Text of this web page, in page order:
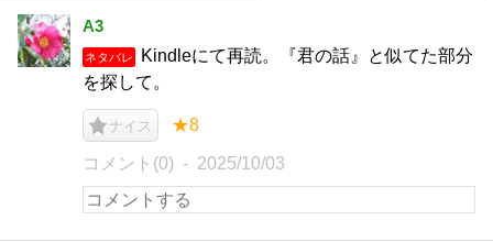
A3
ネタバレ
Kindleにて再読。『君の話』と似てた部分
を探して。
ナイス ★8
コメント(0) 2025/10/03